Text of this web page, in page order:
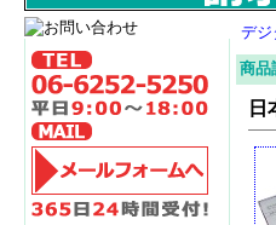
デジ
商品
日